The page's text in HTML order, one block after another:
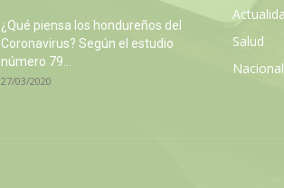
¿Qué piensa los hondureños del
Coronavirus? Según el estudio
número 79...
27/03/2020
Salud